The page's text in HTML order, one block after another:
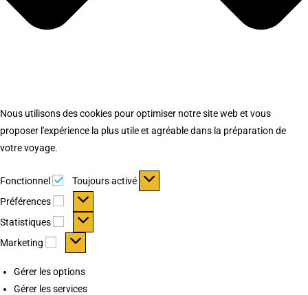
Nous utilisons des cookies pour optimiser notre site web et vous
proposer l'expérience la plus utile et agréable dans la préparation de
votre voyage.
Fonctionnel Fonctionnel
Toujours activé
Préférences
Préférences
Statistiques Statistiques
Marketing Marketing
Gérer les options
Gérer les services